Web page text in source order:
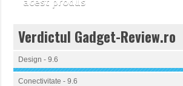
Verdictul Gadget-Review.ro
Design - 9.6
Conectivitate - 9.6